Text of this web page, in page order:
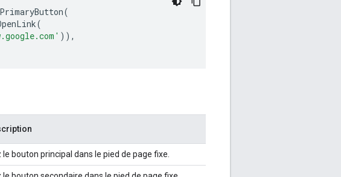
(
(
)),
le bouton principal dans le pied de page fixe.